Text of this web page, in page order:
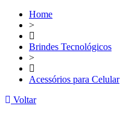
Home
>
Brindes Tecnológicos
>
Acessórios para Celular
Voltar